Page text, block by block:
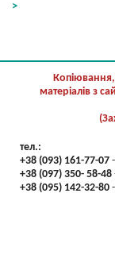
>
матеріалів з
тел.:
+38 (093) 161-77-07
+38 (097) 350- 58-48
+38 (095) 142-32-80